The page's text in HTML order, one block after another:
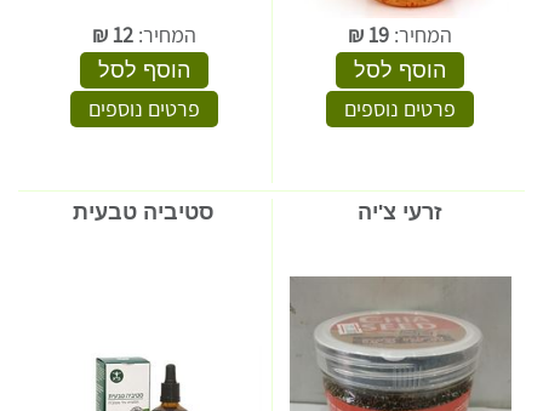
המחיר: 19
₪
הוסף לסל
פרטים נוספים
המחיר:12
₪
הוסף לסל
פרטים נוספים
זרעי צ'יה סטיביה טבעית